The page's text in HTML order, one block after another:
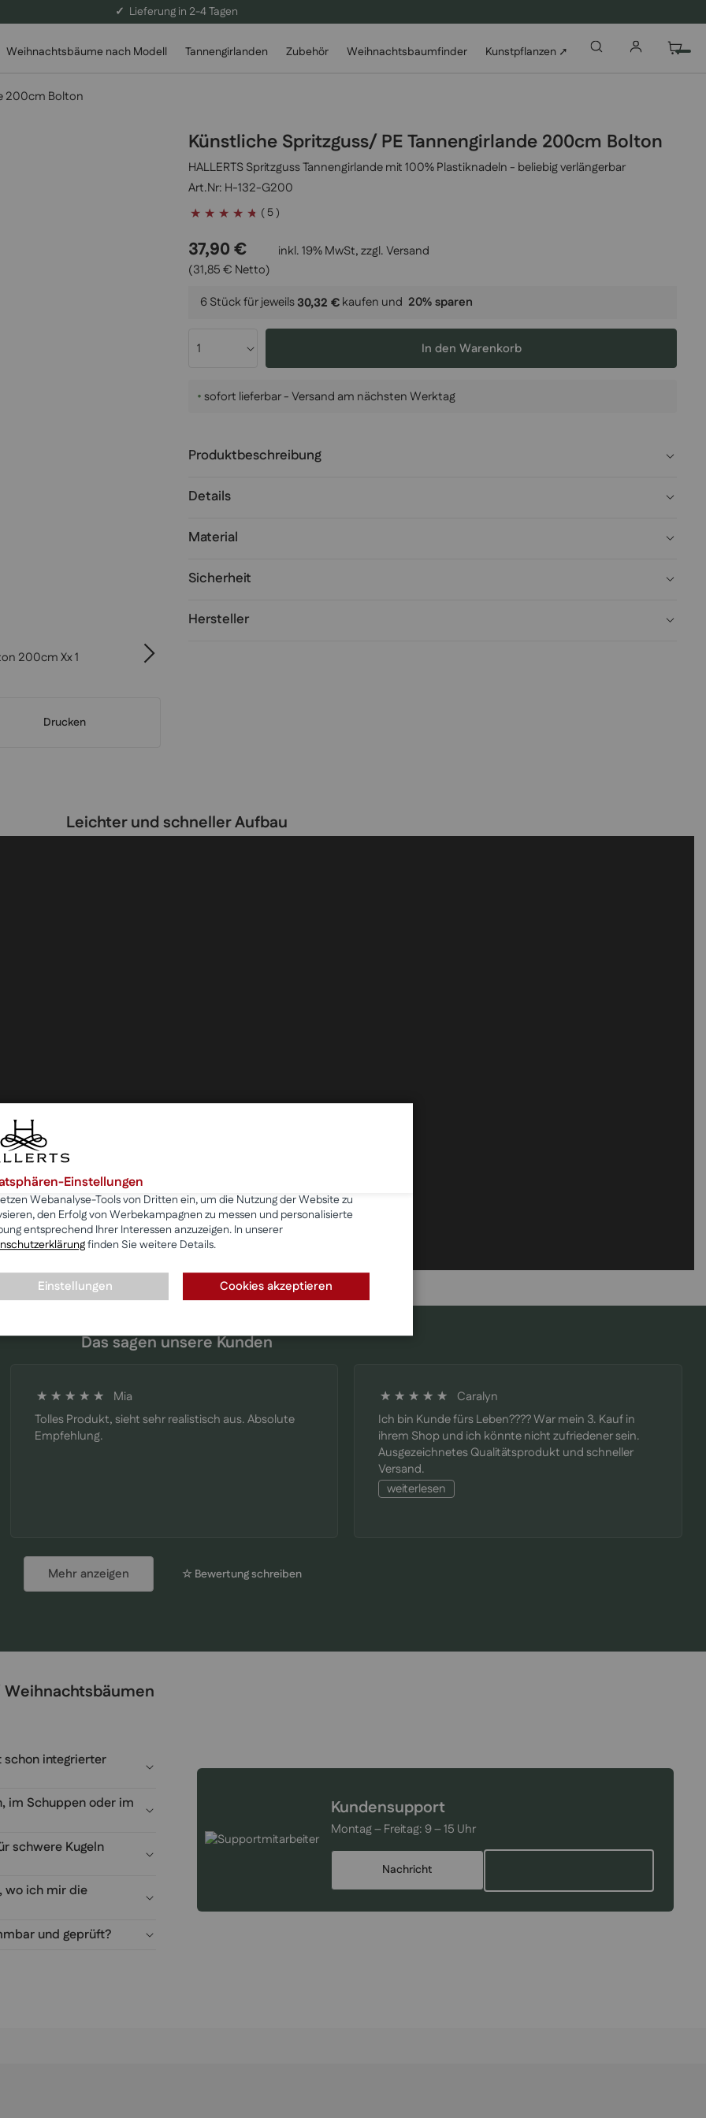
✓ Lieferung in 2-4 Tagen
Weihnachtsbäume nach Modell Tannengirlanden Zubehör Weihnachtsbaumfinder Kunstpflanzen ➚
200cm Bolton
Drucken
Künstliche Spritzguss/ PE Tannengirlande 200cm Bolton
HALLERTS Spritzguss Tannengirlande mit 100% Plastiknadeln - beliebig verlängerbar
H-132-G200
Bewertung:
( 5 )
37,90 €
(31,85 € Netto)
inkl. 19% MwSt, zzgl.Versand
6 Stück für jeweils30,32 €kaufen und 20% sparen
In den Warenkorb
•sofort lieferbar - Versand am nächsten Werktag
Produktbeschreibung
Details
Material
Sicherheit
Hersteller
Leichter und schneller Aufbau
Das sagen unsere Kunden
100%
Mia
Tolles Produkt, sieht sehr realistisch aus. Absolute
Empfehlung.
100%
Caralyn
Ich bin Kunde fürs Leben???? War mein 3. Kauf in
ihrem Shop und ich könnte nicht zufriedener sein.
Ausgezeichnetes Qualitätsprodukt und schneller
Versand.
weiterlesen
Mehr anzeigen ☆ Bewertung schreiben
Weihnachtsbäumen
integrierter
im Schuppen oder im
schwere Kugeln
wo ich mir die
und geprüft?
Kundensupport
Montag – Freitag: 9 – 15 Uhr
Nachricht
Einstellungen
Webanalyse-Tools von Dritten ein, um die Nutzung der Website zu
den Erfolg von Werbekampagnen zu messen und personalisierte
entsprechend Ihrer Interessen anzuzeigen. In unserer
finden Sie weitere Details.
Cookies akzeptieren
Einstellungen